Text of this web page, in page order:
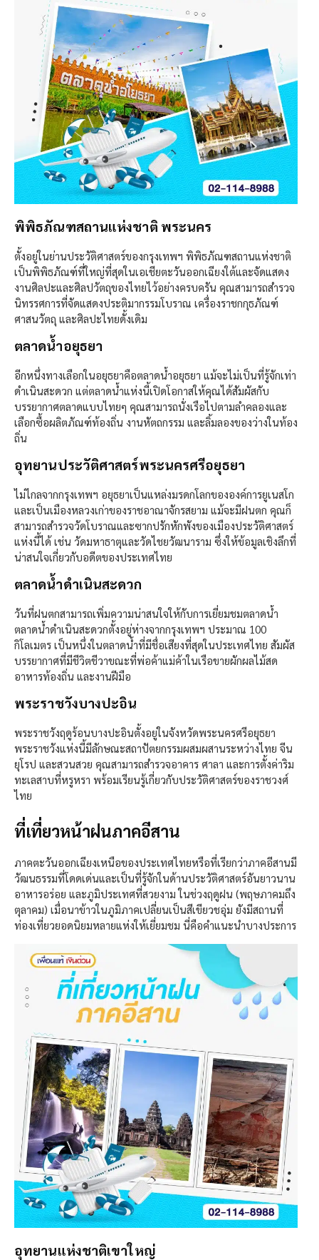
พิพิธภัณฑสถานแห่งชาติ พระนคร
ตั้งอยู่ในย่านประวัติศาสตร์ของกรุงเทพฯ พิพิธภัณฑสถานแห่งชาติ
เป็นพิพิธภัณฑ์ที่ใหญ่ที่สุดในเอเชียตะวันออกเฉียงใต้และจัดแสดง
งานศิลปะและศิลปวัตถุของไทยไว้อย่างครบครัน คุณสามารถสำรวจ
นิทรรศการที่จัดแสดงประติมากรรมโบราณ เครื่องราชกกุธภัณฑ์
ศาสนวัตถุ และศิลปะไทยดั้งเดิม
ตลาดน้ำอยุธยา
อีกหนึ่งทางเลือกในอยุธยาคือตลาดน้ำอยุธยา แม้จะไม่เป็นที่รู้จักเท่า
ดำเนินสะดวก แต่ตลาดน้ำแห่งนี้เปิดโอกาสให้คุณได้สัมผัสกับ
บรรยากาศตลาดแบบไทยๆ คุณสามารถนั่งเรือไปตามลำคลองและ
เลือกซื้อผลิตภัณฑ์ท้องถิ่น งานหัตถกรรม และลิ้มลองของว่างในท้อง
ถิ่น
อุทยานประวัติศาสตร์พระนครศรีอยุธยา
ไม่ไกลจากกรุงเทพฯ อยุธยาเป็นแหล่งมรดกโลกขององค์การยูเนสโก
และเป็นเมืองหลวงเก่าของราชอาณาจักรสยาม แม้จะมีฝนตก คุณก็
สามารถสำรวจวัดโบราณและซากปรักหักพังของเมืองประวัติศาสตร์
แห่งนี้ได้ เช่น วัดมหาธาตุและวัดไชยวัฒนาราม ซึ่งให้ข้อมูลเชิงลึกที่
น่าสนใจเกี่ยวกับอดีตของประเทศไทย
ตลาดน้ำดำเนินสะดวก
วันที่ฝนตกสามารถเพิ่มความน่าสนใจให้กับการเยี่ยมชมตลาดน้ำ
ตลาดน้ำดำเนินสะดวกตั้งอยู่ห่างจากกรุงเทพฯ ประมาณ 100
กิโลเมตร เป็นหนึ่งในตลาดน้ำที่มีชื่อเสียงที่สุดในประเทศไทย สัมผัส
บรรยากาศที่มีชีวิตชีวาขณะที่พ่อค้าแม่ค้าในเรือขายผักผลไม้สด
อาหารท้องถิ่น และงานฝีมือ
พระราชวังบางปะอิน
พระราชวังฤดูร้อนบางปะอินตั้งอยู่ในจังหวัดพระนครศรีอยุธยา
พระราชวังแห่งนี้มีลักษณะสถาปัตยกรรมผสมผสานระหว่างไทย จีน
ยุโรป และสวนสวย คุณสามารถสำรวจอาคาร ศาลา และการตั้งค่าริม
ทะเลสาบที่หรูหรา พร้อมเรียนรู้เกี่ยวกับประวัติศาสตร์ของราชวงศ์
ไทย
ที่เที่ยวหน้าฝนภาคอีสาน
ภาคตะวันออกเฉียงเหนือของประเทศไทยหรือที่เรียกว่าภาคอีสานมี
วัฒนธรรมที่โดดเด่นและเป็นที่รู้จักในด้านประวัติศาสตร์อันยาวนาน
อาหารอร่อย และภูมิประเทศที่สวยงาม ในช่วงฤดูฝน (พฤษภาคมถึง
ตุลาคม) เมื่อนาข้าวในภูมิภาคเปลี่ยนเป็นสีเขียวชอุ่ม ยังมีสถานที่
ท่องเที่ยวยอดนิยมหลายแห่งให้เยี่ยมชม นี่คือคำแนะนำบางประการ
อุทยานแห่งชาติเขาใหญ่